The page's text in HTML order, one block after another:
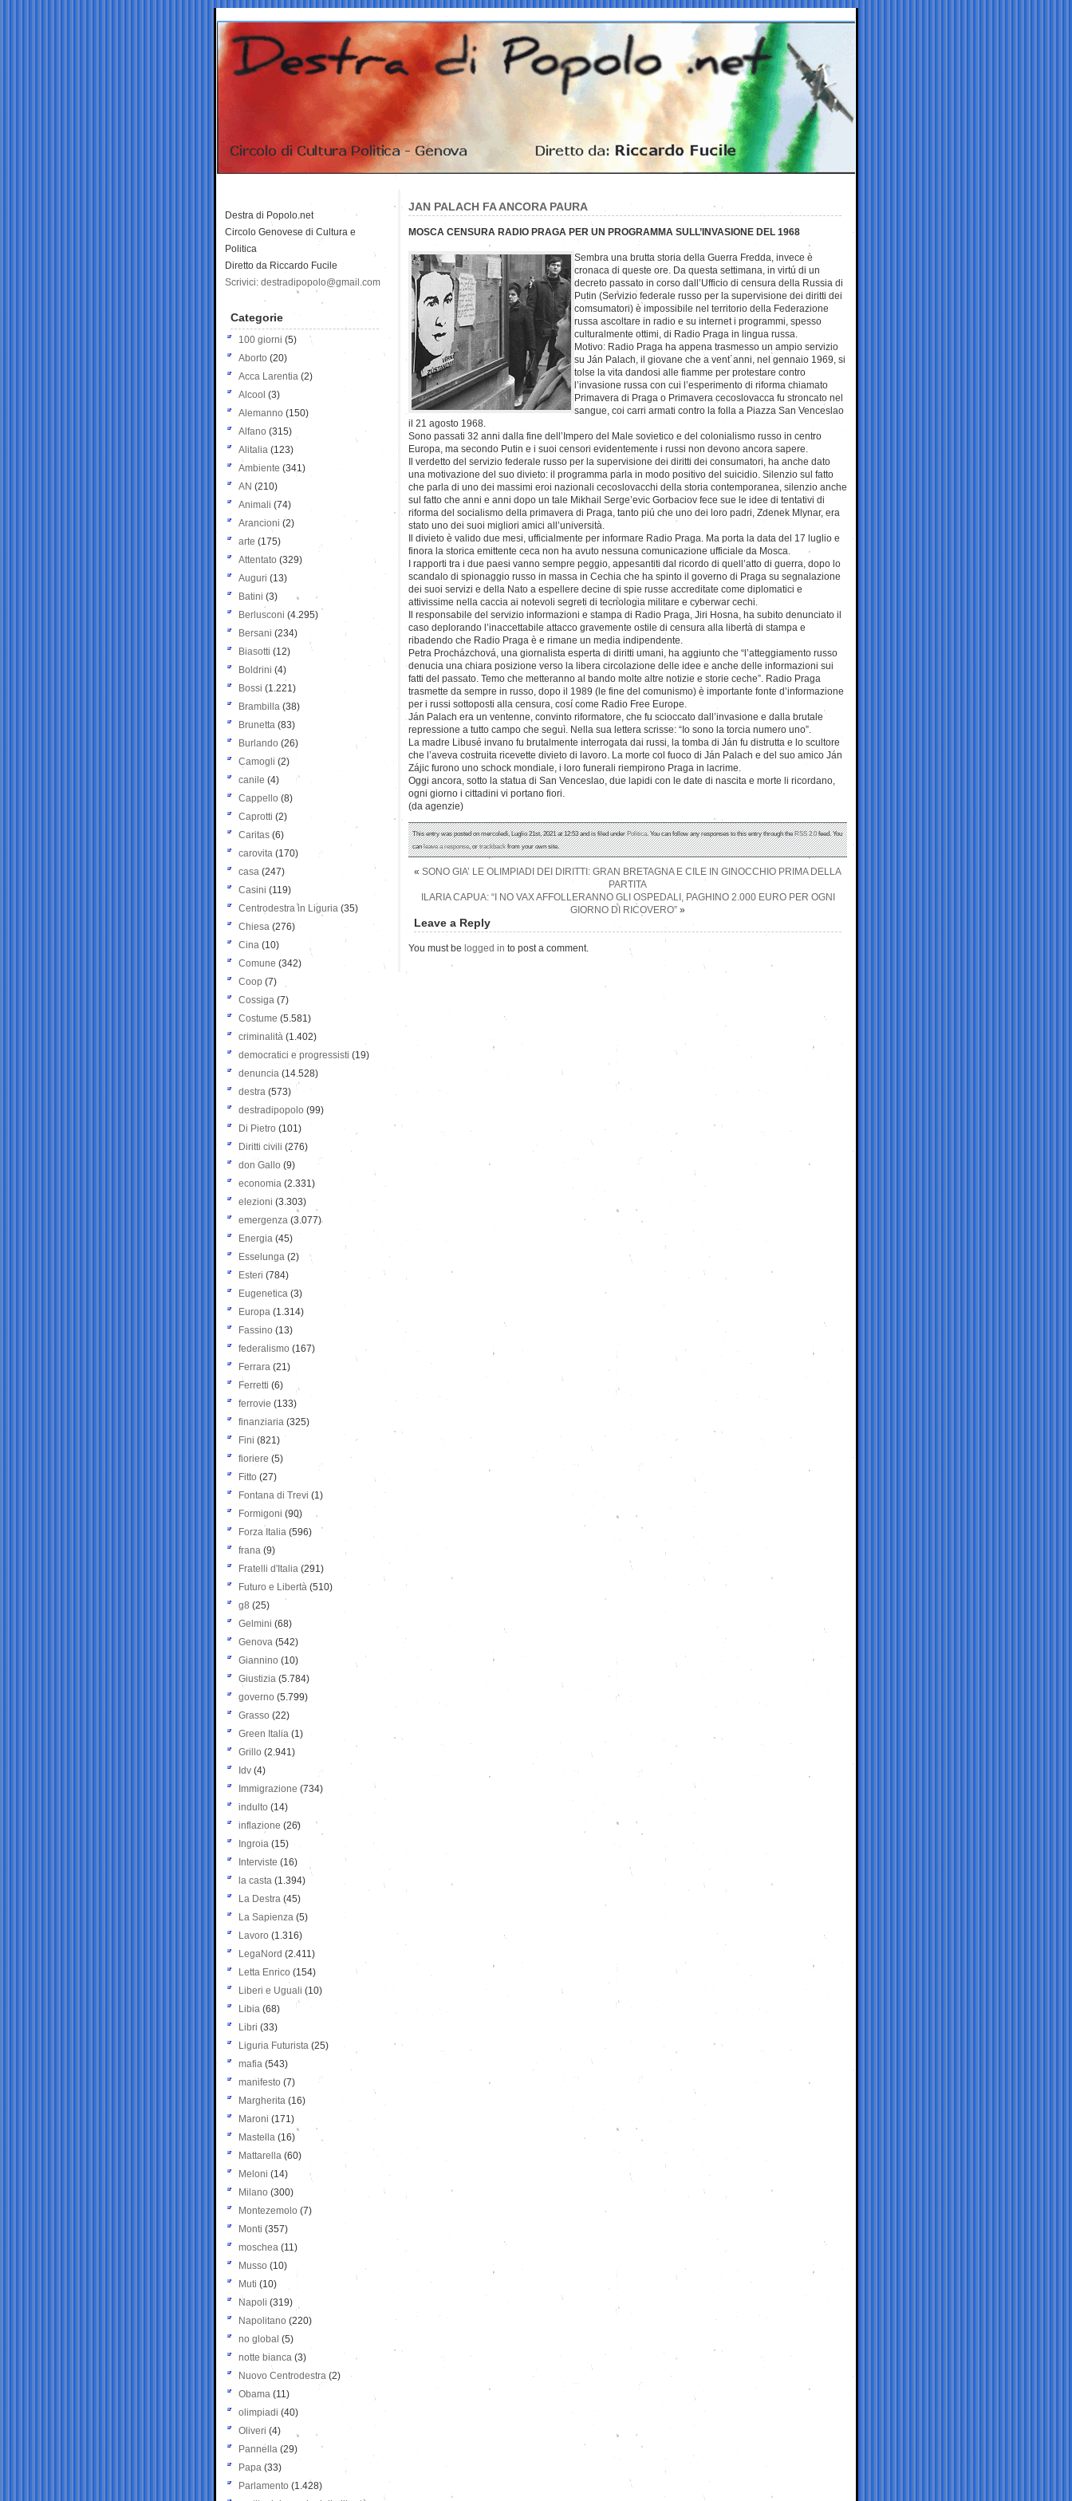
JAN PALACH FA ANCORA PAURA
MOSCA CENSURA RADIO PRAGA PER UN PROGRAMMA SULL’INVASIONE DEL 1968
Sembra una brutta storia della Guerra Fredda, invece è
cronaca di queste ore. Da questa settimana, in virtú di un
decreto passato in corso dall’Ufficio di censura della Russia di
Putin (Servizio federale russo per la supervisione dei diritti dei
comsumatori) è impossibile nel territorio della Federazione
russa ascoltare in radio e su internet i programmi, spesso
culturalmente ottimi, di Radio Praga in lingua russa.
Motivo: Radio Praga ha appena trasmesso un ampio servizio
su Ján Palach, il giovane che a vent´anni, nel gennaio 1969, si
tolse la vita dandosi alle fiamme per protestare contro
l’invasione russa con cui l’esperimento di riforma chiamato
Primavera di Praga o Primavera cecoslovacca fu stroncato nel
sangue, coi carri armati contro la folla a Piazza San Venceslao
il 21 agosto 1968.
Sono passati 32 anni dalla fine dell’Impero del Male sovietico e del colonialismo russo in centro
Europa, ma secondo Putin e i suoi censori evidentemente i russi non devono ancora sapere.
Il verdetto del servizio federale russo per la supervisione dei diritti dei consumatori, ha anche dato
una motivazione del suo divieto: il programma parla in modo positivo del suicidio. Silenzio sul fatto
che parla di uno dei massimi eroi nazionali cecoslovacchi della storia contemporanea, silenzio anche
sul fatto che anni e anni dopo un tale Mikhail Serge’evic Gorbaciov fece sue le idee di tentativi di
riforma del socialismo della primavera di Praga, tanto piú che uno dei loro padri, Zdenek Mlynar, era
stato uno dei suoi migliori amici all’università.
Il divieto è valido due mesi, ufficialmente per informare Radio Praga. Ma porta la data del 17 luglio e
finora la storica emittente ceca non ha avuto nessuna comunicazione ufficiale da Mosca.
I rapporti tra i due paesi vanno sempre peggio, appesantiti dal ricordo di quell’atto di guerra, dopo lo
scandalo di spionaggio russo in massa in Cechia che ha spinto il governo di Praga su segnalazione
dei suoi servizi e della Nato a espellere decine di spie russe accreditate come diplomatici e
attivissime nella caccia ai notevoli segreti di tecnologia militare e cyberwar cechi.
Il responsabile del servizio informazioni e stampa di Radio Praga, Jiri Hosna, ha subito denunciato il
caso deplorando l’inaccettabile attacco gravemente ostile di censura alla libertà di stampa e
ribadendo che Radio Praga è e rimane un media indipendente.
Petra Procházchová, una giornalista esperta di diritti umani, ha aggiunto che “l’atteggiamento russo
denucia una chiara posizione verso la libera circolazione delle idee e anche delle informazioni sui
fatti del passato. Temo che metteranno al bando molte altre notizie e storie ceche”. Radio Praga
trasmette da sempre in russo, dopo il 1989 (le fine del comunismo) è importante fonte d’informazione
per i russi sottoposti alla censura, cosí come Radio Free Europe.
Ján Palach era un ventenne, convinto riformatore, che fu scioccato dall’invasione e dalla brutale
repressione a tutto campo che seguì. Nella sua lettera scrisse: “Io sono la torcia numero uno”.
La madre Libusé invano fu brutalmente interrogata dai russi, la tomba di Ján fu distrutta e lo scultore
che l’aveva costruita ricevette divieto di lavoro. La morte col fuoco di Ján Palach e del suo amico Ján
Zájic furono uno schock mondiale, i loro funerali riempirono Praga in lacrime.
Oggi ancora, sotto la statua di San Venceslao, due lapidi con le date di nascita e morte li ricordano,
ogni giorno i cittadini vi portano fiori.
(da agenzie)
This entry was posted on mercoledì, Luglio 21st, 2021 at 12:53 and is filed underPolitica. You can follow any responses to this entry through theRSS 2.0feed. You
canleave a response, ortrackbackfrom your own site.
« SONO GIA’ LE OLIMPIADI DEI DIRITTI: GRAN BRETAGNA E CILE IN GINOCCHIO PRIMA DELLA
PARTITA
ILARIA CAPUA: “I NO VAX AFFOLLERANNO GLI OSPEDALI, PAGHINO 2.000 EURO PER OGNI
GIORNO DI RICOVERO” »
Leave a Reply
You must be logged in to post a comment.
Destra di Popolo.net
Circolo Genovese di Cultura e
Politica
Diretto da Riccardo Fucile
Scrivici: destradipopolo@gmail.com
Categorie
100 giorni (5)
Aborto (20)
Acca Larentia (2)
Alcool (3)
Alemanno (150)
Alfano (315)
Alitalia (123)
Ambiente (341)
AN (210)
Animali (74)
Arancioni (2)
arte (175)
Attentato (329)
Auguri (13)
Batini (3)
Berlusconi (4.295)
Bersani (234)
Biasotti (12)
Boldrini (4)
Bossi (1.221)
Brambilla (38)
Brunetta (83)
Burlando (26)
Camogli (2)
canile (4)
Cappello (8)
Caprotti (2)
Caritas (6)
carovita (170)
casa (247)
Casini (119)
Centrodestra in Liguria (35)
Chiesa (276)
Cina (10)
Comune (342)
Coop (7)
Cossiga (7)
Costume (5.581)
criminalità (1.402)
democratici e progressisti (19)
denuncia (14.528)
destra (573)
destradipopolo (99)
Di Pietro (101)
Diritti civili (276)
don Gallo (9)
economia (2.331)
elezioni (3.303)
emergenza (3.077)
Energia (45)
Esselunga (2)
Esteri (784)
Eugenetica (3)
Europa (1.314)
Fassino (13)
federalismo (167)
Ferrara (21)
Ferretti (6)
ferrovie (133)
finanziaria (325)
Fini (821)
fioriere (5)
Fitto (27)
Fontana di Trevi (1)
Formigoni (90)
Forza Italia (596)
frana (9)
Fratelli d'Italia (291)
Futuro e Libertà (510)
g8 (25)
Gelmini (68)
Genova (542)
Giannino (10)
Giustizia (5.784)
governo (5.799)
Grasso (22)
Green Italia (1)
Grillo (2.941)
Idv (4)
Immigrazione (734)
indulto (14)
inflazione (26)
Ingroia (15)
Interviste (16)
la casta (1.394)
La Destra (45)
La Sapienza (5)
Lavoro (1.316)
LegaNord (2.411)
Letta Enrico (154)
Liberi e Uguali (10)
Libia (68)
Libri (33)
Liguria Futurista (25)
mafia (543)
manifesto (7)
Margherita (16)
Maroni (171)
Mastella (16)
Mattarella (60)
Meloni (14)
Milano (300)
Montezemolo (7)
Monti (357)
moschea (11)
Musso (10)
Muti (10)
Napoli (319)
Napolitano (220)
no global (5)
notte bianca (3)
Nuovo Centrodestra (2)
Obama (11)
olimpiadi (40)
Oliveri (4)
Pannella (29)
Papa (33)
Parlamento (1.428)